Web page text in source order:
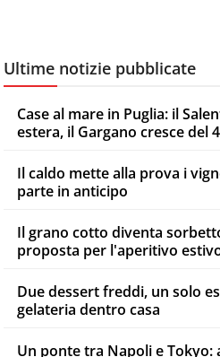
Ultime notizie pubblicate
Case al mare in Puglia: il
estera, il Gargano cresce del
Il caldo mette alla prova i
parte in anticipo
Il grano cotto diventa
proposta per l'aperitivo
Due dessert freddi, un solo
gelateria dentro casa
Un ponte tra Napoli e